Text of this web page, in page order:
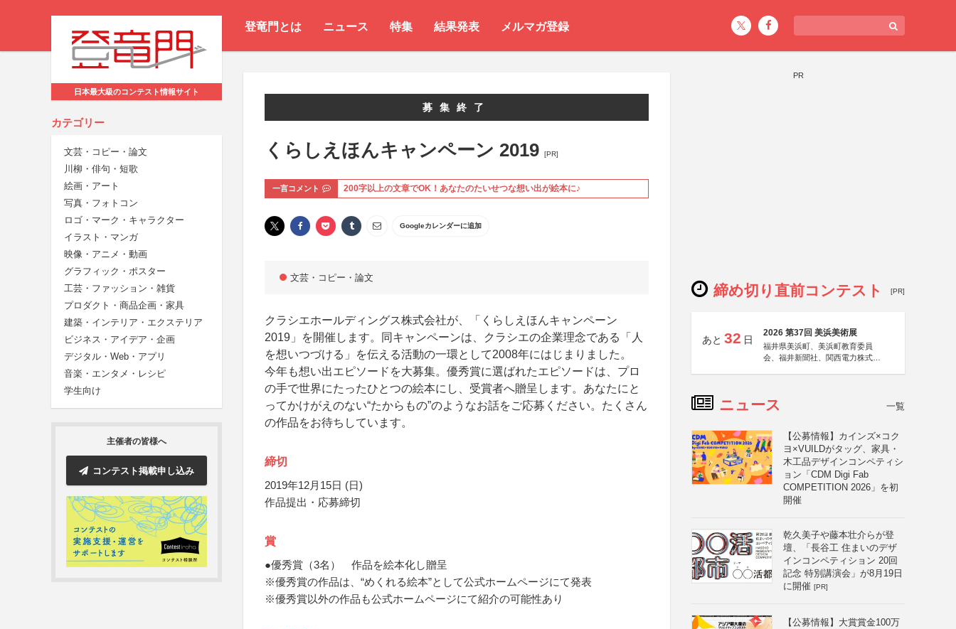
登竜門とは ニュース 特集 結果発表 メルマガ登録
日本最大級のコンテスト情報サイト
カテゴリー
文芸・コピー・論文
川柳・俳句・短歌
絵画・アート
写真・フォトコン
ロゴ・マーク・キャラクター
イラスト・マンガ
映像・アニメ・動画
グラフィック・ポスター
工芸・ファッション・雑貨
プロダクト・商品企画・家具
建築・インテリア・エクステリア
ビジネス・アイデア・企画
デジタル・Web・アプリ
音楽・エンタメ・レシピ
学生向け
主催者の皆様へ
コンテスト掲載申し込み
募集終了
くらしえほんキャンペーン 2019 [PR]
一言コメント 200字以上の文章でOK！あなたのたいせつな想い出が絵本に♪
Googleカレンダーに追加
文芸・コピー・論文
クラシエホールディングス株式会社が、「くらしえほんキャンペーン
2019」を開催します。同キャンペーンは、クラシエの企業理念である「人
を想いつづける」を伝える活動の一環として2008年にはじまりました。
今年も想い出エピソードを大募集。優秀賞に選ばれたエピソードは、プロ
の手で世界にたったひとつの絵本にし、受賞者へ贈呈します。あなたにと
ってかけがえのない“たからもの”のようなお話をご応募ください。たくさん
の作品をお待ちしています。
締切
2019年12月15日 (日)
作品提出・応募締切
賞
●優秀賞（3名） 作品を絵本化し贈呈
※優秀賞の作品は、“めくれる絵本”として公式ホームページにて発表
※優秀賞以外の作品も公式ホームページにて紹介の可能性あり
PR
締め切り直前コンテスト [PR]
あと 32 日
2026 第37回 美浜美術展
福井県美浜町、美浜町教育委員
会、福井新聞社、関西電力株式会
ニュース 一覧
【公募情報】カインズ×コク
ヨ×VUILDがタッグ、家具・
木工品デザインコンペティシ
ョン「CDM Digi Fab
COMPETITION 2026」を初
開催
乾久美子や藤本壮介らが登
壇、「長谷工 住まいのデザ
インコンペティション 20回
記念 特別講演会」が8月19日
に開催 [PR]
【公募情報】大賞賞金100万